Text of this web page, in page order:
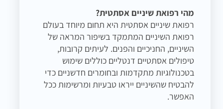
מהי רפואת שיניים אסתטית?
רפואת שיניים אסתטית היא תחום מיוחד בעולם
רפואת השיניים המתמקד בשיפור המראה של
השיניים, החניכיים והפנים. לעיתים קרובות,
טיפולים אסתטיים דנטליים כוללים שימוש
בטכנולוגיות מתקדמות ובחומרים חדשניים כדי
להבטיח שהשיניים ייראו טבעיות ומרשימות ככל
האפשר.